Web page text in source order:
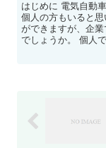
はじめに 電気自動
個人の方もいると
ができますが、企
でしょうか。 個人